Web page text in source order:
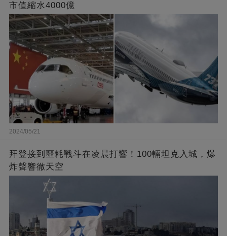
市值縮水4000億
2024/05/21
拜登接到噩耗戰斗在凌晨打響！100輛坦克入城，爆
炸聲響徹天空